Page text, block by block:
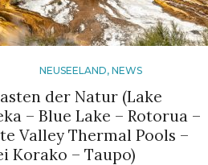
NEUSEELAND, NEWS
der Natur (Lake
– Blue Lake – Rotorua –
Valley Thermal Pools –
Korako – Taupo)